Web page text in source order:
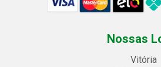
Nossas
Vitória